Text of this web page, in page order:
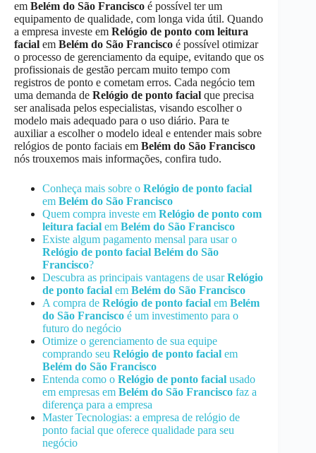
em Belém do São Francisco é possível ter um
equipamento de qualidade, com longa vida útil. Quando
a empresa investe em Relógio de ponto com leitura
facial em Belém do São Francisco é possível otimizar
o processo de gerenciamento da equipe, evitando que os
profissionais de gestão percam muito tempo com
registros de ponto e cometam erros. Cada negócio tem
uma demanda de Relógio de ponto facial que precisa
ser analisada pelos especialistas, visando escolher o
modelo mais adequado para o uso diário. Para te
auxiliar a escolher o modelo ideal e entender mais sobre
relógios de ponto faciais em Belém do São Francisco
nós trouxemos mais informações, confira tudo.
Conheça mais sobre o Relógio de ponto facial
em Belém do São Francisco
Quem compra investe em Relógio de ponto com
leitura facial em Belém do São Francisco
Existe algum pagamento mensal para usar o
Relógio de ponto facial Belém do São
Francisco?
Descubra as principais vantagens de usarRelógio
de ponto facial em Belém do São Francisco
A compra de Relógio de ponto facial em Belém
do São Francisco é um investimento para o
futuro do negócio
Otimize o gerenciamento de sua equipe
comprando seu Relógio de ponto facial em
Belém do São Francisco
Entenda como o Relógio de ponto facial usado
em empresas em Belém do São Francisco faz a
diferença para a empresa
Master Tecnologias: a empresa de relógio de
ponto facial que oferece qualidade para seu
negócio